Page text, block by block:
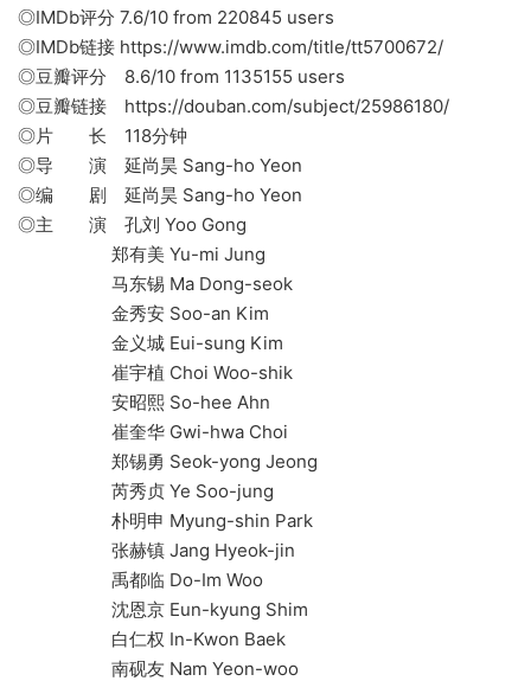
◎IMDb评分 7.6/10 from 220845 users
◎IMDb链接 https://www.imdb.com/title/tt5700672/
◎豆瓣评分 8.6/10 from 1135155 users
◎豆瓣链接 https://douban.com/subject/25986180/
◎片 长 118分钟
◎导 演 延尚昊 Sang-ho Yeon
◎编 剧 延尚昊 Sang-ho Yeon
◎主 演 孔刘 Yoo Gong
郑有美 Yu-mi Jung
马东锡 Ma Dong-seok
金秀安 Soo-an Kim
金义城 Eui-sung Kim
崔宇植 Choi Woo-shik
安昭熙 So-hee Ahn
崔奎华 Gwi-hwa Choi
郑锡勇 Seok-yong Jeong
芮秀贞 Ye Soo-jung
朴明申 Myung-shin Park
张赫镇 Jang Hyeok-jin
禹都临 Do-Im Woo
沈恩京 Eun-kyung Shim
白仁权 In-Kwon Baek
南砚友 Nam Yeon-woo